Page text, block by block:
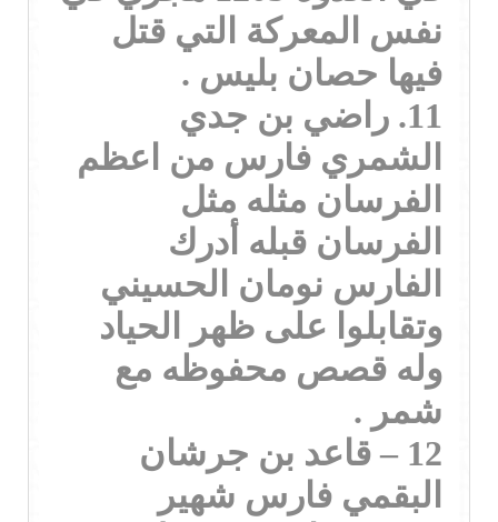
نفس المعركة التي قتل
فيها حصان بليس .
11. راضي بن جدي
الشمري فارس من اعظم
الفرسان مثله مثل
الفرسان قبله أدرك
الفارس نومان الحسيني
وتقابلوا على ظهر الحياد
وله قصص محفوظه مع
شمر .
12 – قاعد بن جرشان
البقمي فارس شهير